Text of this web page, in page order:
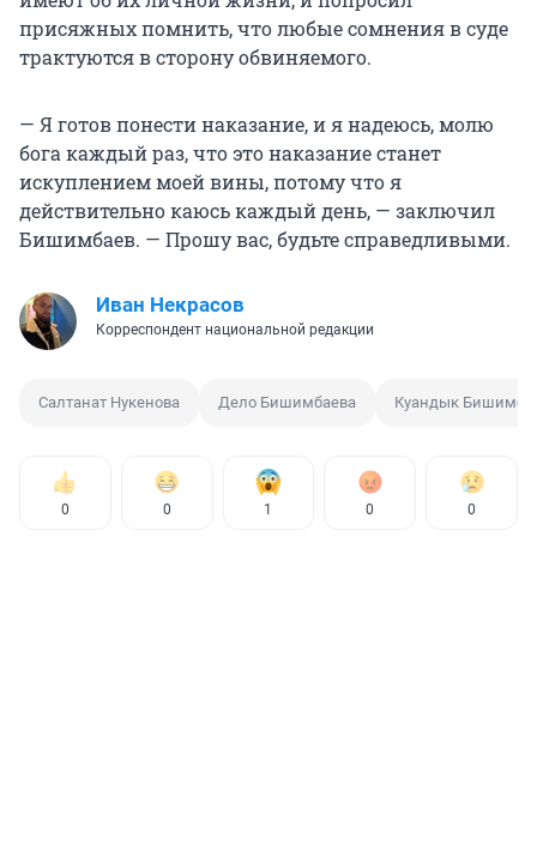
присяжных помнить, что любые сомнения в суде
трактуются в сторону обвиняемого.
— Я готов понести наказание, и я надеюсь, молю
бога каждый раз, что это наказание станет
искуплением моей вины, потому что я
действительно каюсь каждый день, — заключил
Бишимбаев. — Прошу вас, будьте справедливыми.
Иван Некрасов
Корреспондент национальной редакции
Салтанат Нукенова Дело Бишимбаева Куандык
0 0 1 0 0